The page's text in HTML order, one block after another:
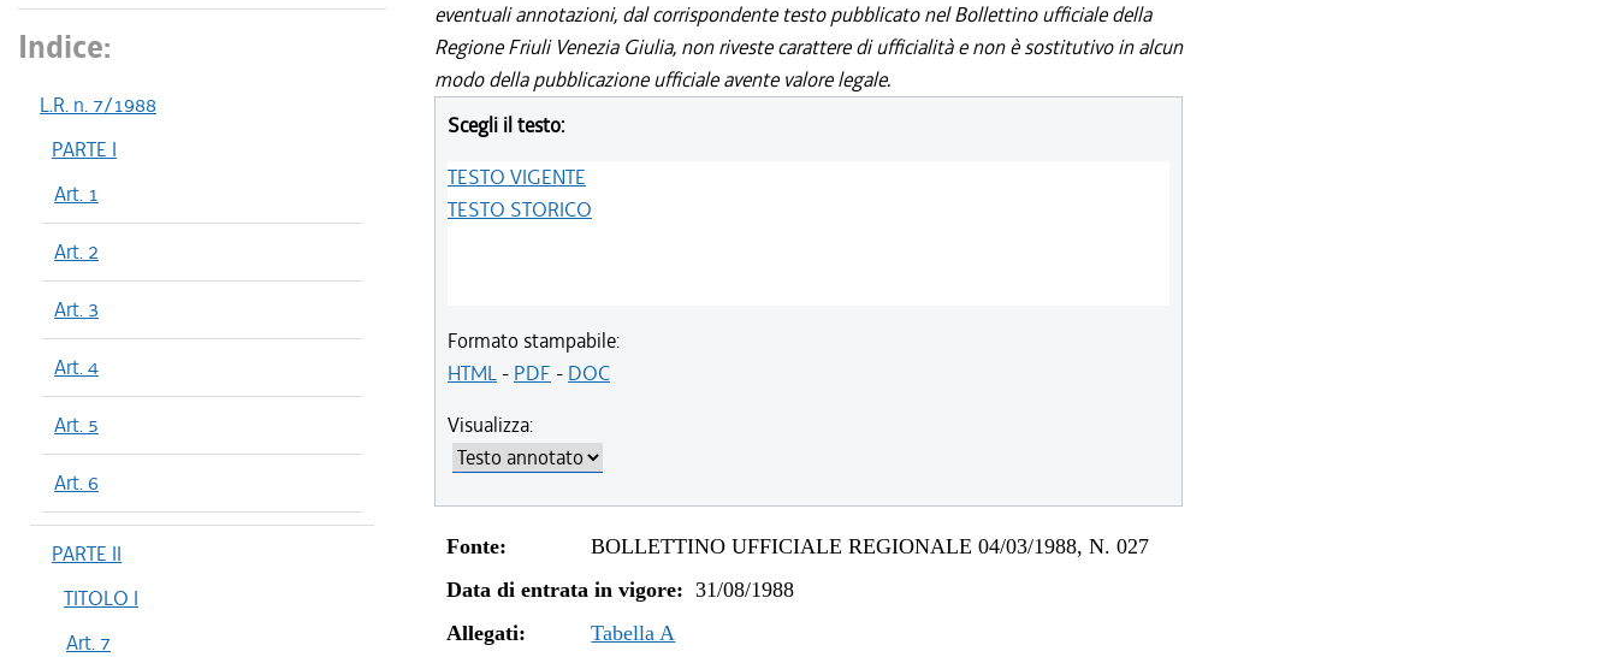
Indice:
L.R. n. 7/1988
PARTE I
Art. 1
Art. 2
Art. 3
Art. 4
Art. 5
Art. 6
PARTE II
TITOLO I
Art. 7
eventuali annotazioni, dal corrispondente testo pubblicato nel Bollettino ufficiale della
Regione Friuli Venezia Giulia, non riveste carattere di ufficialità e non è sostitutivo in alcun
modo della pubblicazione ufficiale avente valore legale.
Scegli il testo:
TESTO VIGENTE
TESTO STORICO
Formato stampabile:
HTML- PDF - DOC
Visualizza:
Fonte:
BOLLETTINO UFFICIALE REGIONALE 04/03/1988, N. 027
Data di entrata in vigore: 31/08/1988
Allegati:
Tabella A